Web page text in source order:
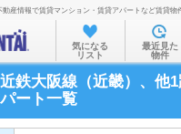
お部屋を探す
沿線・駅から
住所から
家賃相場か
産情報で賃貸マンション・賃貸アパートなど賃貸物
気になる
リスト
最近見た
物件
鉄大阪線（近畿）、他
ート一覧